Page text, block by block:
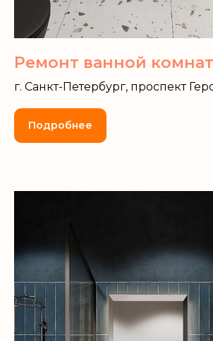
Ремонт ванной
г. Санкт-Петербург, проспект
Подробнее